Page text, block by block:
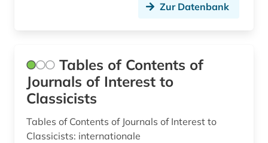
Zur Datenbank
Tables of Contents of
Journals of Interest to
Classicists
Tables of Contents of Journals of Interest to
Classicists: internationale